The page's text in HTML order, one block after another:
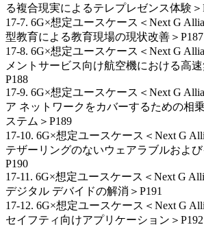
る複合現実によるテレプレゼンス体験＞
17-7. 6G×想定ユースケース＜Next G
型教育による教育現場の現状改善＞P187
17-8. 6G×想定ユースケース＜Next G
メントサービス向け航空機における高
P188
17-9. 6G×想定ユースケース＜Next G
ア ネットワークをカバーするための相
ステム＞P189
17-10. 6G×想定ユースケース＜Next G
テザーリングのないウェアラブルおよ
P190
17-11. 6G×想定ユースケース＜Next G
デジタル デバイドの解消＞P191
17-12. 6G×想定ユースケース＜Next G
セイフティ向けアプリケーション＞P192